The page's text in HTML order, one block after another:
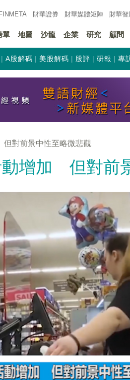
FINMETA 財華證券 財華媒體矩陣 財華智
單 地圖 沙龍 企業 研究 顧問
A股解碼 美股解碼 股評 研報 專
對前景中性至略微悲觀
增加 但對前